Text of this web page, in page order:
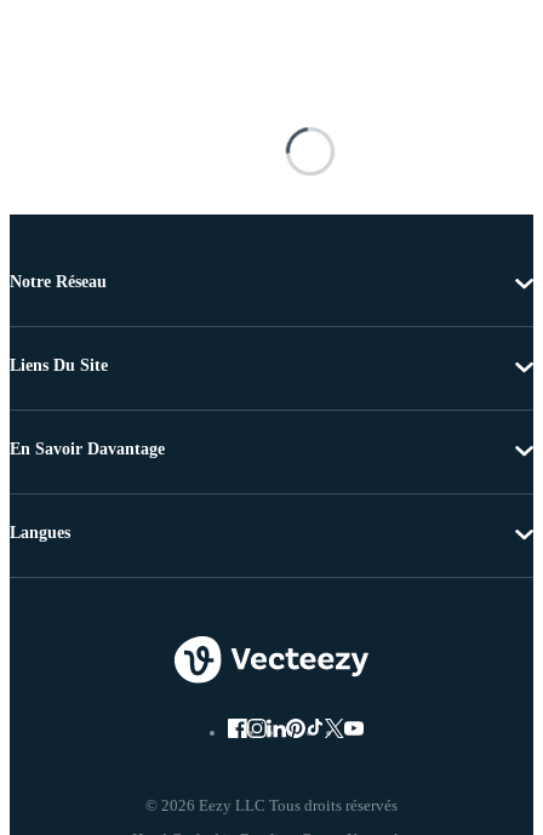
Notre Réseau
Liens Du Site
En Savoir Davantage
© 2026 Eezy LLC Tous droits réservés
Langues